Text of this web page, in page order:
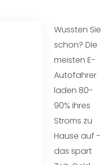
Wussten Sie
schon? Die
meisten E-
Autofahrer
laden 80-
90% ihres
Stroms zu
Hause auf -
das spart